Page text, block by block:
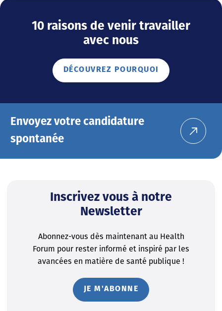
10 raisons de venir travailler
avec nous
DÉCOUVREZ POURQUOI
Envoyez votre candidature
spontanée
Inscrivez vous à notre
Newsletter
Abonnez-vous dès maintenant au Health
Forum pour rester informé et inspiré par les
avancées en matière de santé publique !
JE M'ABONNE